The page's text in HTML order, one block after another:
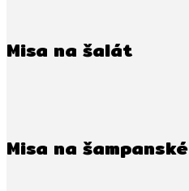
Misa na šalát
Misa na šampanské